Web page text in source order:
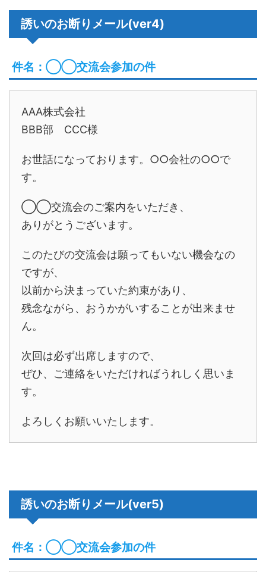
誘いのお断りメール(ver4)
件名：◯◯交流会参加の件
AAA株式会社
BBB部 CCC様
お世話になっております。○○会社の○○で
す。
◯◯交流会のご案内をいただき、
ありがとうございます。
このたびの交流会は願ってもいない機会なの
ですが、
以前から決まっていた約束があり、
残念ながら、おうかがいすることが出来ませ
ん。
次回は必ず出席しますので、
ぜひ、ご連絡をいただければうれしく思いま
す。
よろしくお願いいたします。
誘いのお断りメール(ver5)
件名：◯◯交流会参加の件